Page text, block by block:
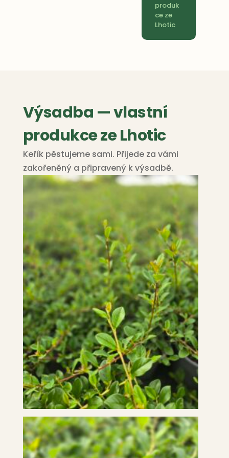
produk
ce ze
Lhotic
Výsadba — vlastní
produkce ze Lhotic
Keřík pěstujeme sami. Přijede za vámi
zakořeněný a připravený k výsadbě.